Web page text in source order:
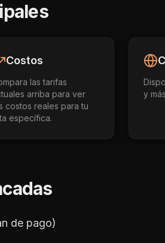
Costos
las tarifas
arriba para ver
costos reales para tu
específica.
y más
de pago)